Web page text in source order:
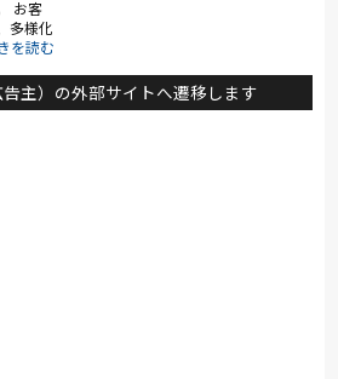
お客
多様化
9年前
ニュ
内外
主）の外部サイトへ遷移します